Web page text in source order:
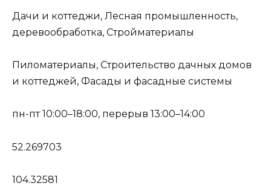
Дачи и коттеджи, Лесная промышленность,
деревообработка, Стройматериалы
Пиломатериалы, Строительство дачных домов
и коттеджей, Фасады и фасадные системы
пн-пт 10:00–18:00, перерыв 13:00–14:00
52.269703
104.32581